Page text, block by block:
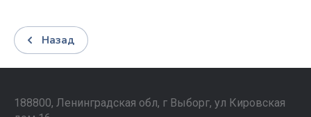
Назад
188800, Ленинградская обл, г Выборг, ул Кировская